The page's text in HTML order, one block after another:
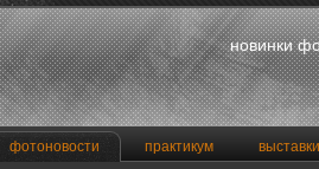
новинки
фотоновости практикум